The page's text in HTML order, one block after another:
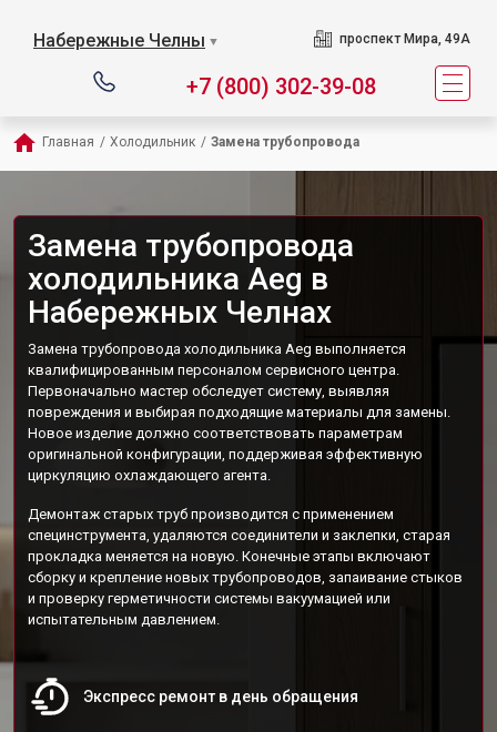
Набережные Челны ▼ проспект Мира, 49А
+7 (800) 302-39-08
Главная / Холодильник / Замена трубопровода
Замена трубопровода
холодильника Aeg в
Набережных Челнах
Замена трубопровода холодильника Aeg выполняется
квалифицированным персоналом сервисного центра.
Первоначально мастер обследует систему, выявляя
повреждения и выбирая подходящие материалы для замены.
Новое изделие должно соответствовать параметрам
оригинальной конфигурации, поддерживая эффективную
циркуляцию охлаждающего агента.
Демонтаж старых труб производится с применением
специнструмента, удаляются соединители и заклепки, старая
прокладка меняется на новую. Конечные этапы включают
сборку и крепление новых трубопроводов, запаивание стыков
и проверку герметичности системы вакуумацией или
испытательным давлением.
Экспресс ремонт в день обращения